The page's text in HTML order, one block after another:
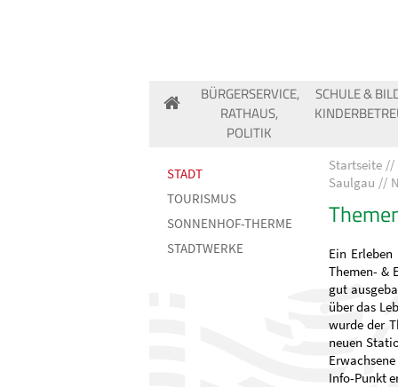
BÜRGERSERVICE,
RATHAUS,
POLITIK
SCHULE &
STADT
TOURISMUS
SONNENHOF-THERME
STADTWERKE
Startseite
Saulgau
Ein
Themen- &
gut
über das
wurde der
neuen
Info-Punkt